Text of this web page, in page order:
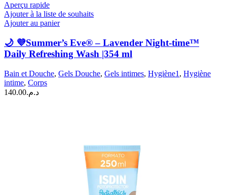
Aperçu rapide
Ajouter à la liste de souhaits
Ajouter au panier
🌙 💜Summer’s Eve® – Lavender Night-time™
Daily Refreshing Wash |354 ml
Bain et Douche, Gels Douche, Gels intimes, Hygiène1 , Hygiène
intime, Corps
د.م.140.00